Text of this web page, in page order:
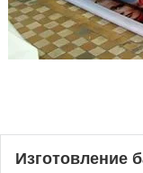
Изготовление